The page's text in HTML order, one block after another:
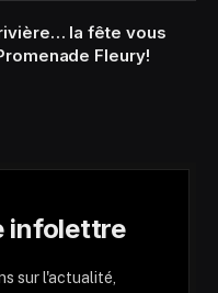
la fête vous
Fleury!
infolettre
sur l'actualité,